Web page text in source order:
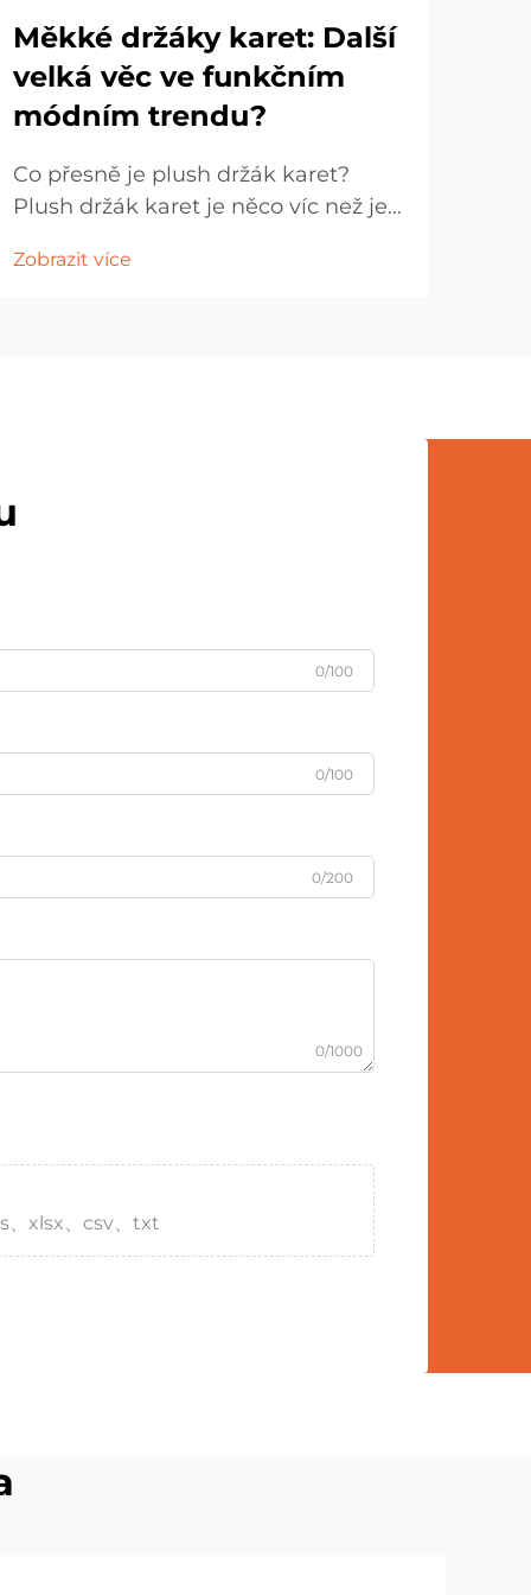
Měkké držáky karet: Další
velká věc ve funkčním
módním trendu?
Co přesně je plush držák karet?
Plush držák karet je něco víc než jen
doplněk navržený tak, aby přinášel
Zobrazit více
0/100
0/100
0/200
0/1000
xlsx、csv、txt